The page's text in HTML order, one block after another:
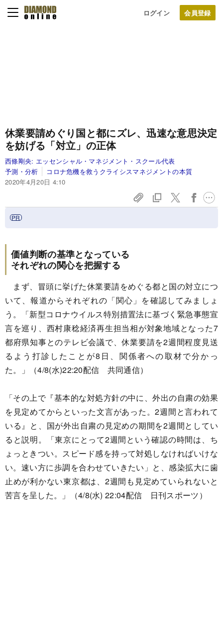
ログイン
休業要請めぐり国と都にズレ、迅速な意思決定
を妨げる「対立」の正体
西條剛央: エッセンシャル・マネジメント・スクール代表
予測・分析
コロナ危機を救うクライシスマネジメントの本質
2020年4月20日 4:10
価値判断の基準となっている
それぞれの関心を把握する
まず、冒頭に挙げた休業要請をめぐる都と国の対立につ
いて、報道からそれぞれの「関心」を確認してみましょ
う。「新型コロナウイルス特別措置法に基づく緊急事態宣
言を巡り、西村康稔経済再生担当相が対象地域となった7
都府県知事とのテレビ会議で、休業要請を2週間程度見送
るよう打診したことが8日、関係者への取材で分かっ
た。」（4/8(水)22:20配信 共同通信）
「その上で『基本的な対処方針の中に、外出の自粛の効果
を見定めてからといった文言があった。2週間と言われて
いる』と、国が外出自粛の見定めの期間を2週間としてい
ると説明。「東京にとって2週間という確認の時間は、ち
ょっときつい。スピード感を持って対処しなければいけな
い。速い方に歩調を合わせていきたい」と、感染拡大に歯
止めが利かない東京都は、2週間も見定めていられないと
苦言を呈した。」（4/8(水) 22:04配信 日刊スポーツ）